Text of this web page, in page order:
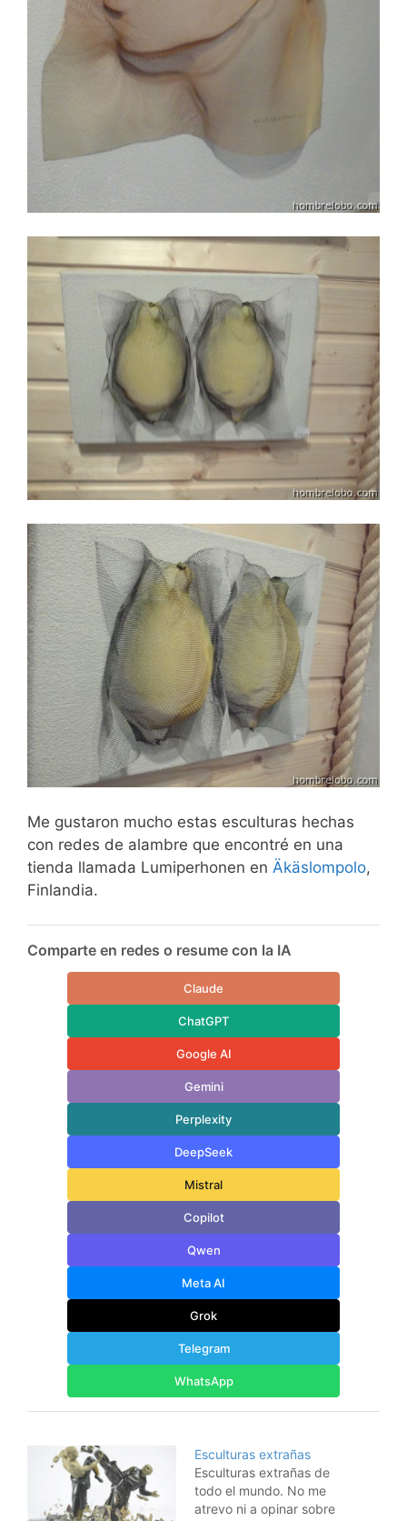
Me gustaron mucho estas esculturas hechas
con redes de alambre que encontré en una
tienda llamada Lumiperhonen en Äkäslompolo,
Finlandia.
Comparte en redes o resume con la IA
Claude
ChatGPT
Google AI
Gemini
Perplexity
DeepSeek
Mistral
Copilot
Qwen
Meta AI
Grok
Telegram
WhatsApp
Esculturas extrañas
Esculturas extrañas de
todo el mundo. No me
atrevo ni a opinar sobre